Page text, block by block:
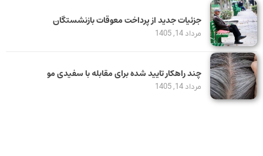
جزئیات جدید از پرداخت معوقات بازنشستگان
مرداد 14, 1405
چند راهکار تایید شده برای مقابله با سفیدی مو
مرداد 14, 1405